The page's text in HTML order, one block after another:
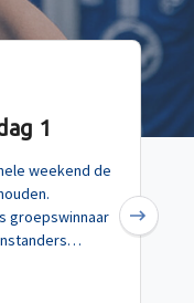
1
weekend de
groepswinnaar
Next